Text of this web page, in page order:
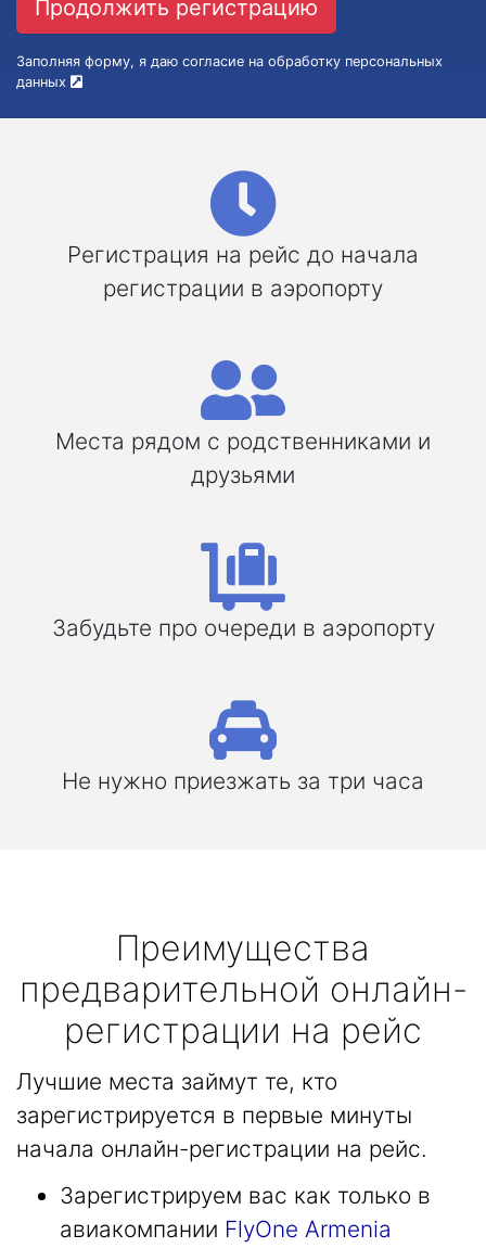
Заполняя форму, я даю согласие на обработку персональных
данных
Регистрация на рейс до начала
регистрации в аэропорту
Места рядом с родственниками и
друзьями
Забудьте про очереди в аэропорту
Не нужно приезжать за три часа
Преимущества
предварительной онлайн-
регистрации на рейс
Лучшие места займут те, кто
зарегистрируется в первые минуты
начала онлайн-регистрации на рейс.
Зарегистрируем вас как только в
авиакомпании FlyOne Armenia